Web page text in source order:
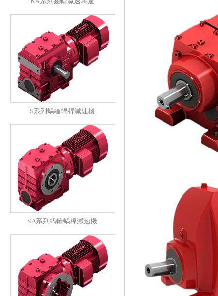
S系列蝸輪蝸桿減速機
SA系列蝸輪蝸桿減速機